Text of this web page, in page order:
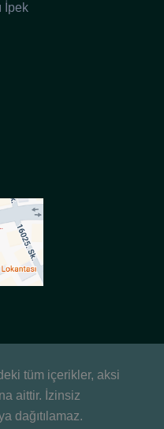
İpek
tüm içerikler, aksi
aittir. İzinsiz
dağıtılamaz.